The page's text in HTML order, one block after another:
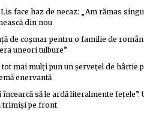
Lis face haz de necaz: „Am rămas
din nou
de coșmar pentru o familie de
uneori tulbure”
tot mai mulți pun un șervețel de hârtie
enervantă
încearcă să le ardă literalmente
trimiși pe front